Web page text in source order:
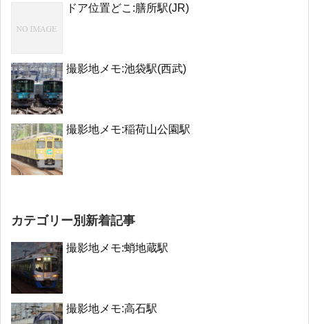
ドア位置どこ:膳所駅(JR)
撮影地メモ:池袋駅(西武)
撮影地メモ:稲荷山公園駅
カテゴリー別新着記事
撮影地メモ:蛸地蔵駅
撮影地メモ:高石駅